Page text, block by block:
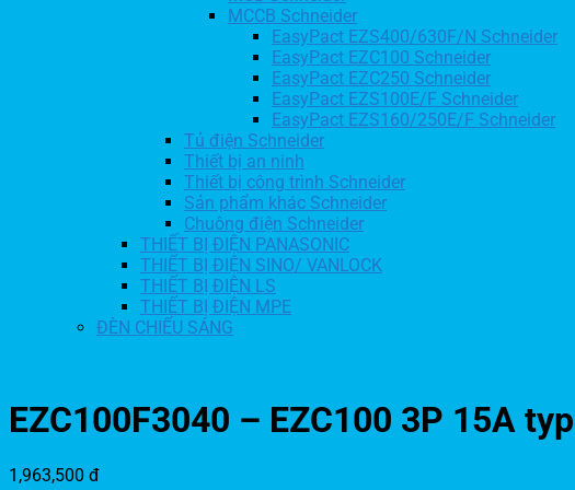
MCCB Schneider
EasyPact EZS400/630F/N Schneider
EasyPact EZC100 Schneider
EasyPact EZC250 Schneider
EasyPact EZS100E/F Schneider
EasyPact EZS160/250E/F Schneider
Tủ điện Schneider
Thiết bị an ninh
Thiết bị công trình Schneider
Sản phẩm khác Schneider
Chuông điện Schneider
THIẾT BỊ ĐIỆN PANASONIC
THIẾT BỊ ĐIỆN SINO/ VANLOCK
THIẾT BỊ ĐIỆN LS
THIẾT BỊ ĐIỆN MPE
ĐÈN CHIẾU SÁNG
EZC100F3040 – EZC100 3P 15A
1,963,500 đ